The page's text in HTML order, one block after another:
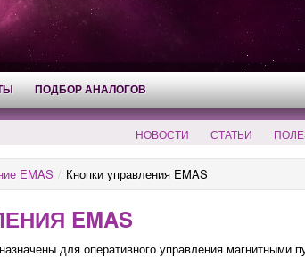
ПОДБОР АНАЛОГОВ
НОВОСТИ СТАТЬИ
EMAS / Кнопки управления EMAS
EMAS
для оперативного управления магнитными